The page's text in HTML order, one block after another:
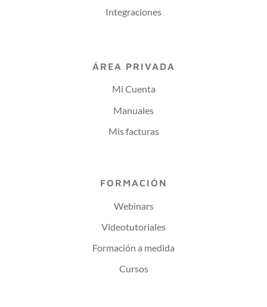
Integraciones
ÁREA PRIVADA
Mi Cuenta
Manuales
Mis facturas
FORMACIÓN
Webinars
Videotutoriales
Formación a medida
Cursos